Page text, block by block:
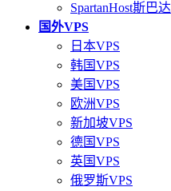
SpartanHost斯巴达
国外VPS
日本VPS
韩国VPS
美国VPS
欧洲VPS
新加坡VPS
德国VPS
英国VPS
俄罗斯VPS